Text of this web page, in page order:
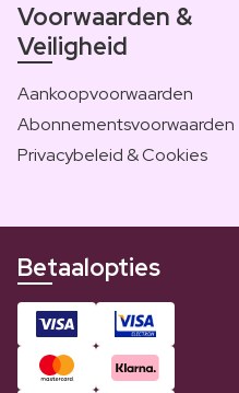
Voorwaarden &
Veiligheid
Aankoopvoorwaarden
Abonnementsvoorwaarden
Privacybeleid & Cookies
Betaalopties